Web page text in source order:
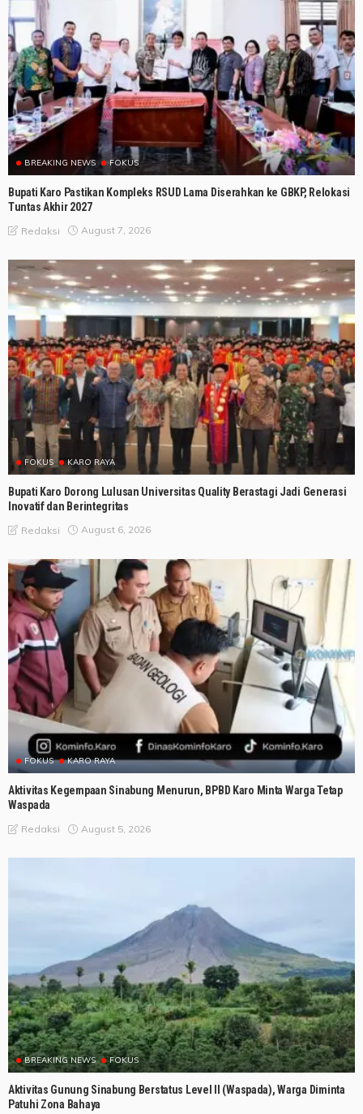
BREAKING NEWS FOKUS
Bupati Karo Pastikan Kompleks RSUD Lama Diserahkan ke GBKP, Relokasi
Tuntas Akhir 2027
Redaksi August 7, 2026
FOKUS KARO RAYA
Bupati Karo Dorong Lulusan Universitas Quality Berastagi Jadi Generasi
Inovatif dan Berintegritas
Redaksi August 6, 2026
FOKUS KARO RAYA
Aktivitas Kegempaan Sinabung Menurun, BPBD Karo Minta Warga Tetap
Waspada
Redaksi August 5, 2026
BREAKING NEWS FOKUS
Aktivitas Gunung Sinabung Berstatus Level II (Waspada), Warga Diminta
Patuhi Zona Bahaya